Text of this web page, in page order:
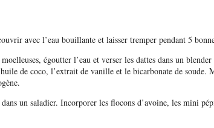
avec l’eau bouillante et laisser tremper pendant 5
égoutter l’eau et verser les dattes dans un
de coco, l’extrait de vanille et le bicarbonate de soude.
un saladier. Incorporer les flocons d’avoine, les mini